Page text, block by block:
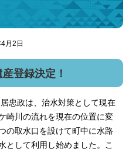
月2日
登録決定！
忠政は、治水対策として現在
崎川の流れを現在の位置に変
の取水口を設けて町中に水路
として利用し始めました。こ